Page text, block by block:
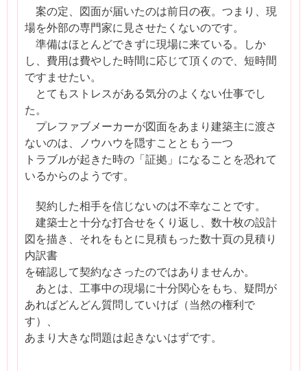
案の定、図面が届いたのは前日の夜。つまり、現
場を外部の専門家に見させたくないのです。
準備はほとんどできずに現場に来ている。しか
し、費用は費やした時間に応じて頂くので、短時間
ですませたい。
とてもストレスがある気分のよくない仕事でし
た。
プレファブメーカーが図面をあまり建築主に渡さ
ないのは、ノウハウを隠すことともう一つ
トラブルが起きた時の「証拠」になることを恐れて
いるからのようです。
契約した相手を信じないのは不幸なことです。
建築士と十分な打合せをくり返し、数十枚の設計
図を描き、それをもとに見積もった数十頁の見積り
内訳書
を確認して契約なさったのではありませんか。
あとは、工事中の現場に十分関心をもち、疑問が
あればどんどん質問していけば（当然の権利で
す）、
あまり大きな問題は起きないはずです。